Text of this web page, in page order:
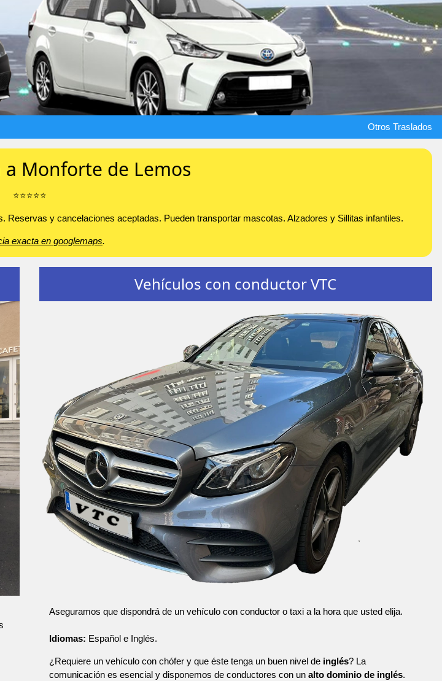
Otros Traslados
a Monforte de Lemos
⭐️⭐️⭐️⭐️⭐️
y cancelaciones aceptadas. Pueden transportar mascotas. Alzadores y Sillitas infantiles.
exacta en googlemaps.
Vehículos con conductor VTC
Aseguramos que dispondrá de un vehículo con conductor o taxi a la hora que usted elija.
Idiomas: Español e Inglés.
¿Requiere un vehículo con chófer y que éste tenga un buen nivel de inglés? La
comunicación es esencial y disponemos de conductores con un alto dominio de inglés.